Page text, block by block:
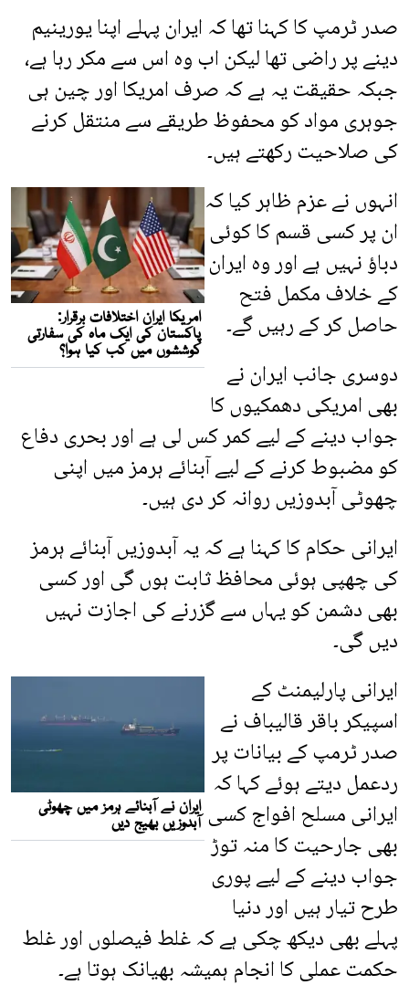
صدر ٹرمپ کا کہنا تھا کہ ایران پہلے اپنا یورینیم
دینے پر راضی تھا لیکن اب وہ اس سے مکر رہا ہے،
جبکہ حقیقت یہ ہے کہ صرف امریکا اور چین ہی
جوہری مواد کو محفوظ طریقے سے منتقل کرنے
کی صلاحیت رکھتے ہیں۔
انہوں نے عزم ظاہر کیا کہ
ان پر کسی قسم کا کوئی
دباؤ نہیں ہے اور وہ ایران
کے خلاف مکمل فتح
حاصل کر کے رہیں گے۔
دوسری جانب ایران نے
بھی امریکی دھمکیوں کا
جواب دینے کے لیے کمر کس لی ہے اور بحری دفاع
کو مضبوط کرنے کے لیے آبنائے ہرمز میں اپنی
چھوٹی آبدوزیں روانہ کر دی ہیں۔
ایرانی حکام کا کہنا ہے کہ یہ آبدوزیں آبنائے ہرمز
کی چھپی ہوئی محافظ ثابت ہوں گی اور کسی
بھی دشمن کو یہاں سے گزرنے کی اجازت نہیں
دیں گی۔
ایرانی پارلیمنٹ کے
اسپیکر باقر قالیباف نے
صدر ٹرمپ کے بیانات پر
ردعمل دیتے ہوئے کہا کہ
ایرانی مسلح افواج کسی
بھی جارحیت کا منہ توڑ
جواب دینے کے لیے پوری
طرح تیار ہیں اور دنیا
پہلے بھی دیکھ چکی ہے کہ غلط فیصلوں اور غلط
حکمت عملی کا انجام ہمیشہ بھیانک ہوتا ہے۔